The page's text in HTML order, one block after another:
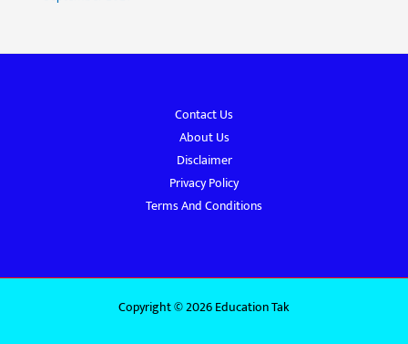
Contact Us
About Us
Disclaimer
Privacy Policy
Terms And Conditions
Copyright © 2026 Education Tak